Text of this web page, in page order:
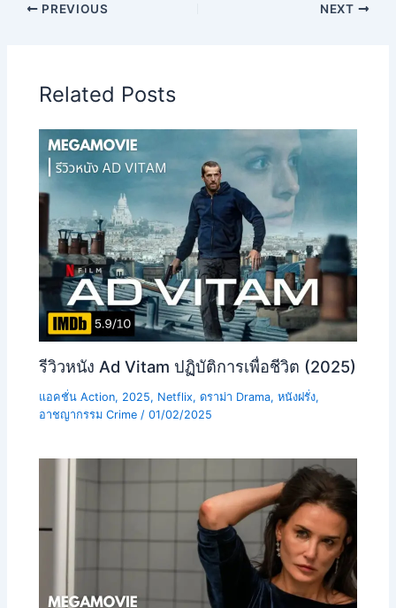
PREVIOUS NEXT
Related Posts
รีวิวหนัง Ad Vitam ปฏิบัติการเพื่อชีวิต (2025)
แอคชั่น Action, 2025, Netflix,ดราม่า Drama,หนังฝรั่ง,
อาชญากรรม Crime /01/02/2025